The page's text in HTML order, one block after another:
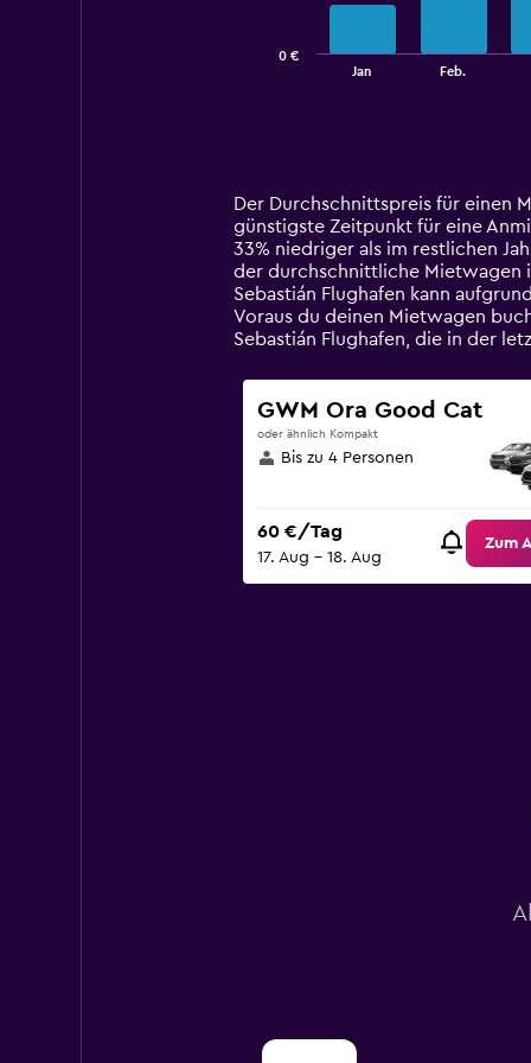
14
categories.
The
chart
has
1
Y
displaying
values.
Range:
0
to
Jan Feb.
0 €
Der Durchschnittspreis für einen
günstigste Zeitpunkt für eine
33% niedriger als im restlichen
der durchschnittliche Mietwagen
Sebastián Flughafen kann
Voraus du deinen Mietwagen
Sebastián Flughafen, die in der
GWM Ora Good Cat
oder ähnlich Kompakt
Bis zu 4 Personen
60 €/Tag
17. Aug – 18. Aug
Zum